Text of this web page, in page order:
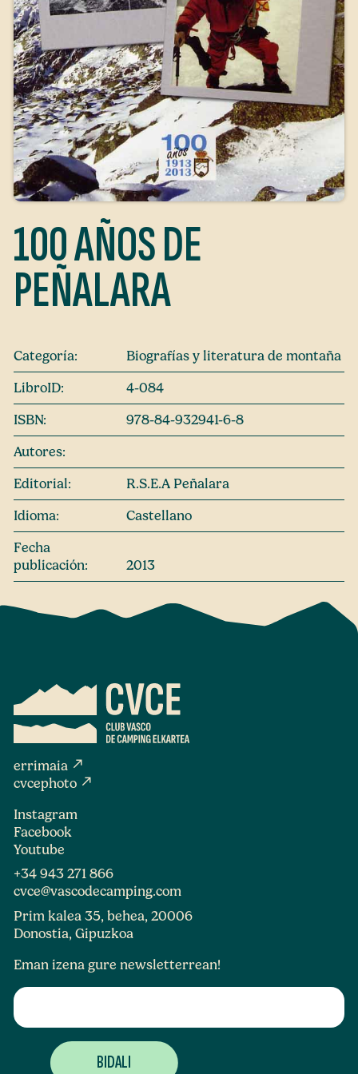
100 AÑOS DE
PEÑALARA
Categoría:
Biografías y literatura de montaña
LibroID:
4-084
ISBN:
978-84-932941-6-8
Autores:
Editorial:
R.S.E.A Peñalara
Idioma:
Castellano
Fecha
publicación:
2013
errimaia north_east
cvcephoto north_east
Instagram
Facebook
Youtube
+34 943 271 866
cvce@vascodecamping.com
Prim kalea 35, behea, 20006
Donostia, Gipuzkoa
Eman izena gure newsletterrean!